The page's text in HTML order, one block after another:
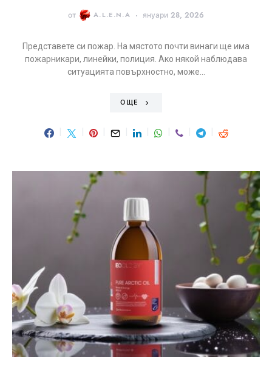
от A.L.E.N.A януари 28, 2026
Представете си пожар. На мястото почти винаги ще има
пожарникари, линейки, полиция. Ако някой наблюдава
ситуацията повърхностно, може…
ОЩЕ